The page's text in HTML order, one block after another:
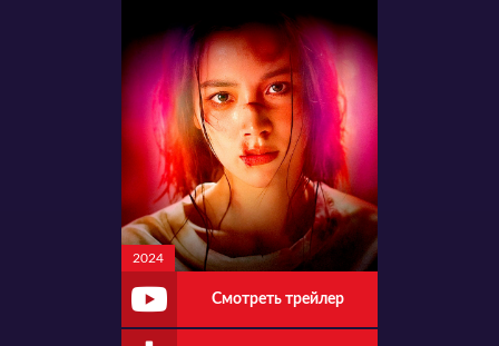
2024
Смотреть трейлер